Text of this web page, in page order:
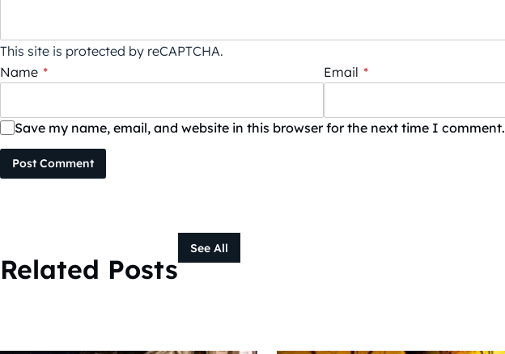
This site is protected by reCAPTCHA.
Name * Email *
Save my name, email, and website in this browser for the next time I comment.
Post Comment
Related Posts
See All